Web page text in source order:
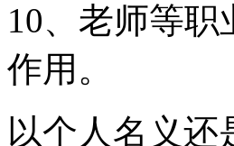
10、老师等
作用。
以个人名义还